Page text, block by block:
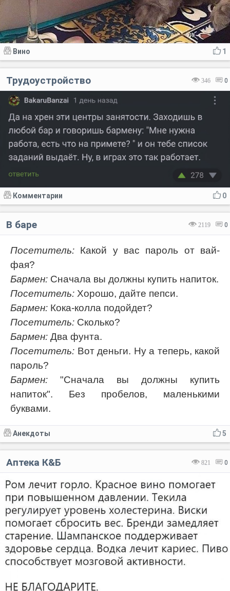
1
Вино
346 0
Трудоустройство
0
Комментарии
2119 0
В баре
Посетитель: Какой у вас пароль от вай-
фая?
Бармен: Сначала вы должны купить напиток.
Посетитель: Хорошо, дайте пепси.
Бармен: Кока-колла подойдет?
Посетитель: Сколько?
Бармен: Два фунта.
Посетитель: Вот деньги. Ну а теперь, какой
пароль?
Бармен: "Сначала вы должны купить
напиток". Без пробелов, маленькими
буквами.
5
Анекдоты
821 0
Аптека К&Б